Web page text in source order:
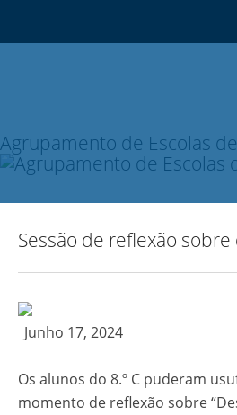
Agrupamento de Escolas
Sessão de reflexão
Junho 17, 2024
Os alunos do 8.º C puderam
momento de reflexão sobre